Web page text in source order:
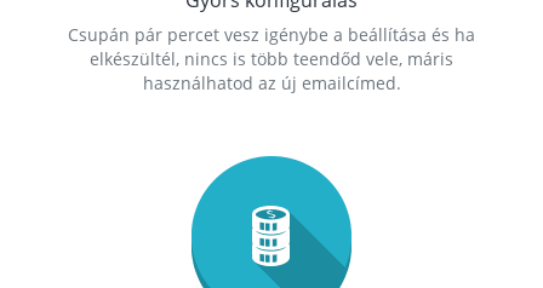
Csupán pár percet vesz igénybe a beállítása és ha
elkészültél, nincs is több teendőd vele, máris
használhatod az új emailcímed.